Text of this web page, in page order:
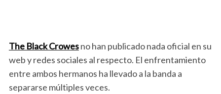
The Black Crowesno han publicado nada oficial en su
web y redes sociales al respecto. El enfrentamiento
entre ambos hermanos ha llevado a la banda a
separarse múltiples veces.